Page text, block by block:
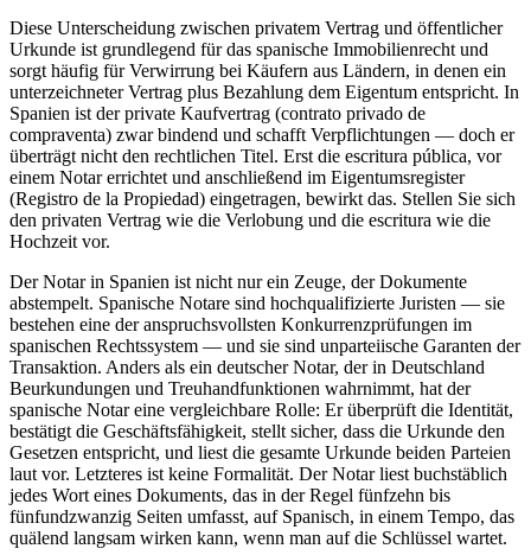
Diese Unterscheidung zwischen privatem Vertrag und öffentlicher
Urkunde ist grundlegend für das spanische Immobilienrecht und
sorgt häufig für Verwirrung bei Käufern aus Ländern, in denen ein
unterzeichneter Vertrag plus Bezahlung dem Eigentum entspricht. In
Spanien ist der private Kaufvertrag (contrato privado de
compraventa) zwar bindend und schafft Verpflichtungen — doch er
überträgt nicht den rechtlichen Titel. Erst die escritura pública, vor
einem Notar errichtet und anschließend im Eigentumsregister
(Registro de la Propiedad) eingetragen, bewirkt das. Stellen Sie sich
den privaten Vertrag wie die Verlobung und die escritura wie die
Hochzeit vor.
Der Notar in Spanien ist nicht nur ein Zeuge, der Dokumente
abstempelt. Spanische Notare sind hochqualifizierte Juristen — sie
bestehen eine der anspruchsvollsten Konkurrenzprüfungen im
spanischen Rechtssystem — und sie sind unparteiische Garanten der
Transaktion. Anders als ein deutscher Notar, der in Deutschland
Beurkundungen und Treuhandfunktionen wahrnimmt, hat der
spanische Notar eine vergleichbare Rolle: Er überprüft die Identität,
bestätigt die Geschäftsfähigkeit, stellt sicher, dass die Urkunde den
Gesetzen entspricht, und liest die gesamte Urkunde beiden Parteien
laut vor. Letzteres ist keine Formalität. Der Notar liest buchstäblich
jedes Wort eines Dokuments, das in der Regel fünfzehn bis
fünfundzwanzig Seiten umfasst, auf Spanisch, in einem Tempo, das
quälend langsam wirken kann, wenn man auf die Schlüssel wartet.